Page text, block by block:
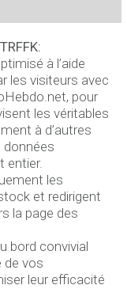
à l’aide
les visiteurs avec
pour
les véritables
à d’autres
données
entier.
les
et redirigent
la page des
bord convivial
de vos
leur efficacité